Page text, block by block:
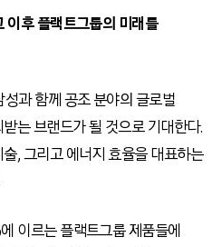
이후 플랙트그룹의 미래를
과 함께 공조 분야의 글로벌
는 브랜드가 될 것으로 기대한다.
, 그리고 에너지 효율을 대표하는
이르는 플랙트그룹 제품들에